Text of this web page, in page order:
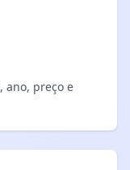
ano, preço e